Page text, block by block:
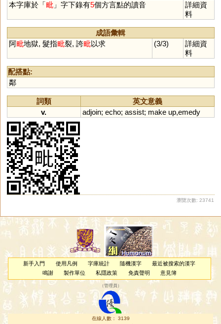
本字庫於「毗」字下錄有5個方言點的讀音
詳細資
料
成語彙輯
阿毗地獄, 髮指毗裂, 誇毗以求 (3/3)
詳細資
料
配搭點:
鄰
詞類
英文意義
v.
adjoin; echo; assist; make up,emedy
瀏覽次數: 23741
新手入門 使用凡例 字庫統計 隨機漢字
最近被搜索的漢字
鳴謝
製作單位 私隱政策 免責聲明 意見簿
（管理員 ）
在線人數： 3139